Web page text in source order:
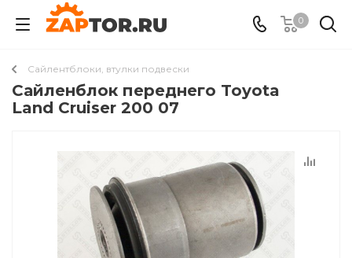
0
Сайлентблоки, втулки подвески
Сайленблок переднего Toyota
Land Cruiser 200 07